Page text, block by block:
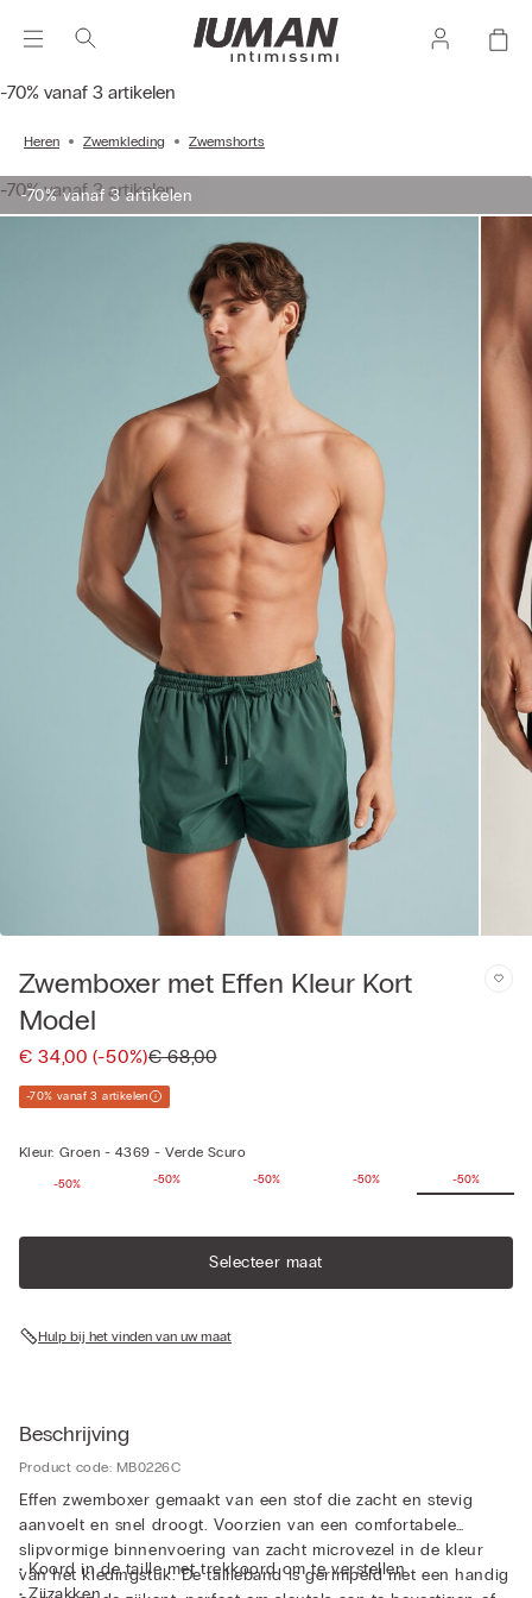
-70% vanaf 3 artikelen
Heren Zwemkleding Zwemshorts
-70% vanaf 3 artikelen
-70% vanaf 3 artikelen
Zwemboxer met Effen Kleur Kort
Model
€ 34,00(-50%)€ 68,00
-70% vanaf 3 artikelen
Kleur: Groen - 4369 - Verde Scuro
-50% -50% -50% -50% -50%
-50%
Selecteer maat
Hulp bij het vinden van uw maat
Beschrijving
Product code: MB0226C
Effen zwemboxer gemaakt van een stof die zacht en stevig
aanvoelt en snel droogt. Voorzien van een comfortabele
slipvormige binnenvoering van zacht microvezel in de kleur
van het kledingstuk. De tailleband is gerimpeld met een handig
• Koord in de taille met trekkoord om te verstellen
• Zijzakken